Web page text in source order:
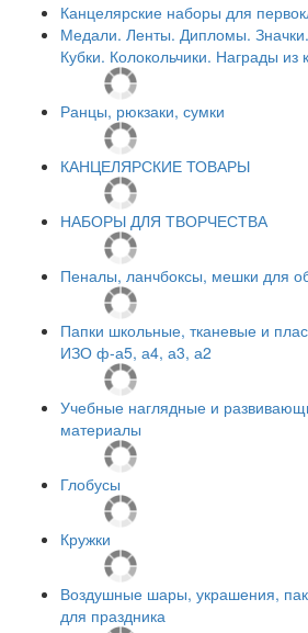
Канцелярские наборы для
Медали. Ленты. Дипломы. Значки.
Кубки. Колокольчики. Награды
Ранцы, рюкзаки, сумки
КАНЦЕЛЯРСКИЕ ТОВАРЫ
НАБОРЫ ДЛЯ ТВОРЧЕСТВА
Пеналы, ланчбоксы, мешки для
Папки школьные, тканевые и
ИЗО ф-а5, а4, а3, а2
Учебные наглядные и
материалы
Глобусы
Кружки
Воздушные шары, украшения,
для праздника